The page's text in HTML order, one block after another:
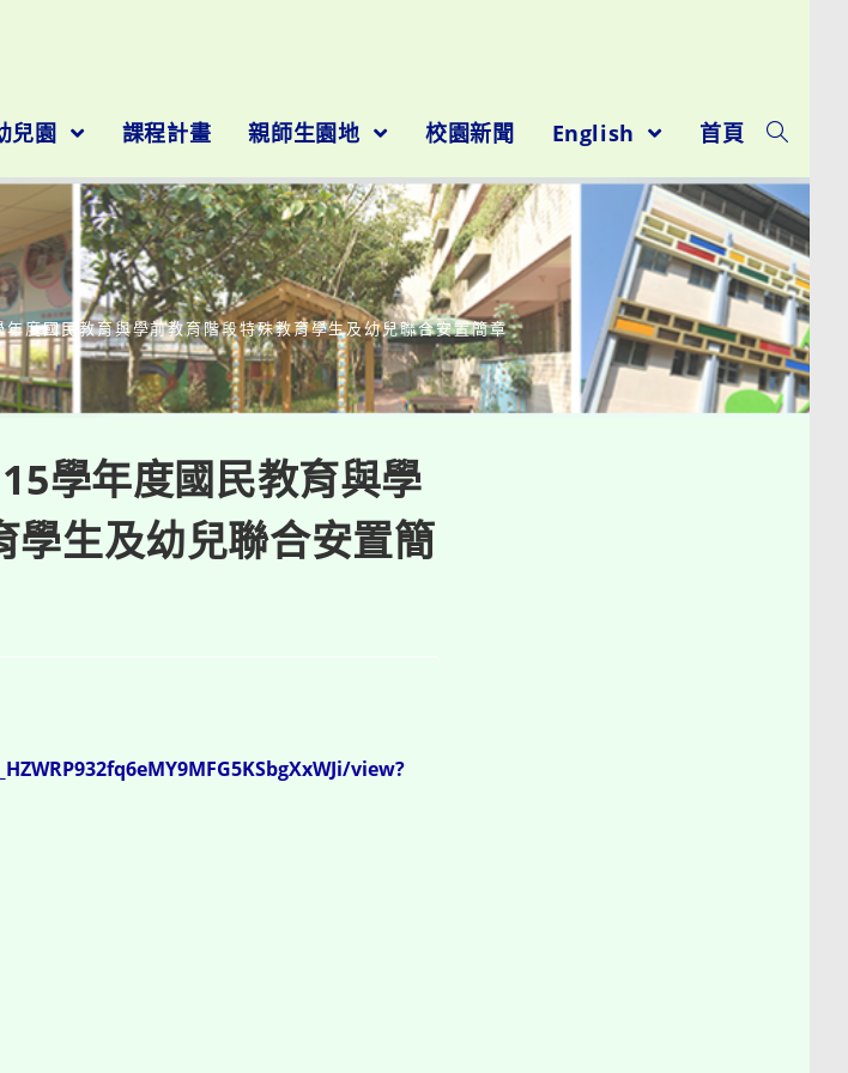
兒園 課程計畫 親師生園地 校園新聞 English 首頁
格
度國民教育與學前教育階段特殊教育學生及幼兒聯合安置簡章
學年度國民教育與學
學生及幼兒聯合安置簡
view?